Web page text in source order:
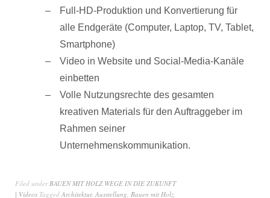
Full-HD-Produktion und Konvertierung für
alle Endgeräte (Computer, Laptop, TV, Tablet,
Smartphone)
Video in Website und Social-Media-Kanäle
einbetten
Volle Nutzungsrechte des gesamten
kreativen Materials für den Auftraggeber im
Rahmen seiner
Unternehmenskommunikation.
Filed underBAUEN MIT HOLZ WEGE IN DIE ZUKUNFT
| Videos Tagged Architektur, Ausstellung, Bauen mit Holz,